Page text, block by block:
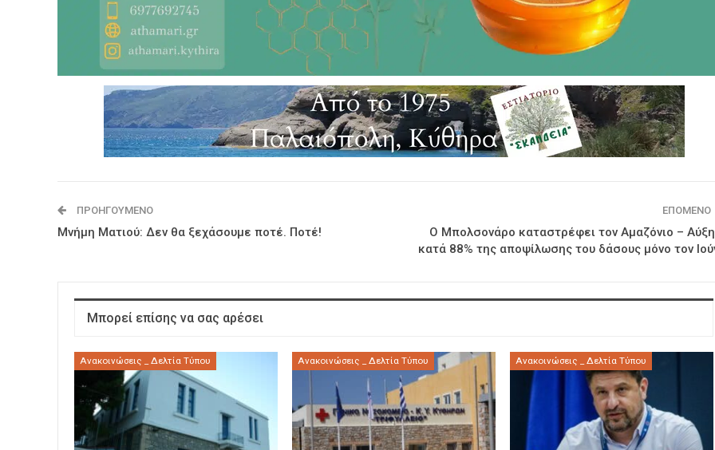
ΠΡΟΗΓΟΎΜΕΝΟ
Μνήμη Ματιού: Δεν θα ξεχάσουμε ποτέ. Ποτέ!
ΕΠΌΜΕΝΟ
Ο Μπολσονάρο καταστρέφει τον Αμαζόνιο –
κατά 88% της αποψίλωσης του δάσους μόνο τον
Μπορεί επίσης να σας αρέσει
Ανακοινώσεις _ Δελτία Τύπου Ανακοινώσεις _ Δελτία Τύπου Ανακοινώσεις _ Δελτία Τύπου